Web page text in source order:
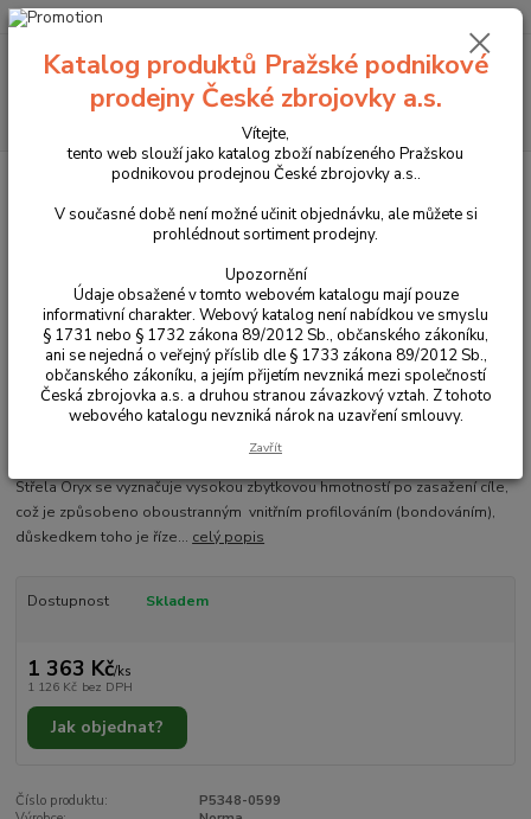
Menu
+420 225 375 800
Střelivo Kulové náboje Náboje Norma 7x64 Oryx 10,1g
Náboje Norma 7x64 Oryx 10,1g
Kvalitní kulové náboje od švédského výrobce, který je dnes součástí
Střela Oryx se vyznačuje vysokou zbytkovou hmotností po zasažení cíle,
což je způsobeno oboustranným vnitřním profilováním (bondováním),
důskedkem toho je říze... celý popis
Dostupnost Skladem
1 363 Kč/ks
1 126 Kč bez DPH
Jak objednat?
Číslo produktu:
P5348-0599
Katalog produktů Pražské podnikové
prodejny České zbrojovky a.s.
Vítejte,
tento web slouží jako katalog zboží nabízeného Pražskou
podnikovou prodejnou České zbrojovky a.s..
V současné době není možné učinit objednávku, ale můžete si
prohlédnout sortiment prodejny.
Upozornění
Údaje obsažené v tomto webovém katalogu mají pouze
informativní charakter. Webový katalog není nabídkou ve smyslu
§ 1731 nebo § 1732 zákona 89/2012 Sb., občanského zákoníku,
ani se nejedná o veřejný příslib dle § 1733 zákona 89/2012 Sb.,
občanského zákoníku, a jejím přijetím nevzniká mezi společností
Česká zbrojovka a.s. a druhou stranou závazkový vztah. Z tohoto
webového katalogu nevzniká nárok na uzavření smlouvy.
Zavřít